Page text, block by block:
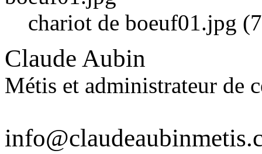
chariot de boeuf01.jpg
Claude Aubin
Métis et administrateur de